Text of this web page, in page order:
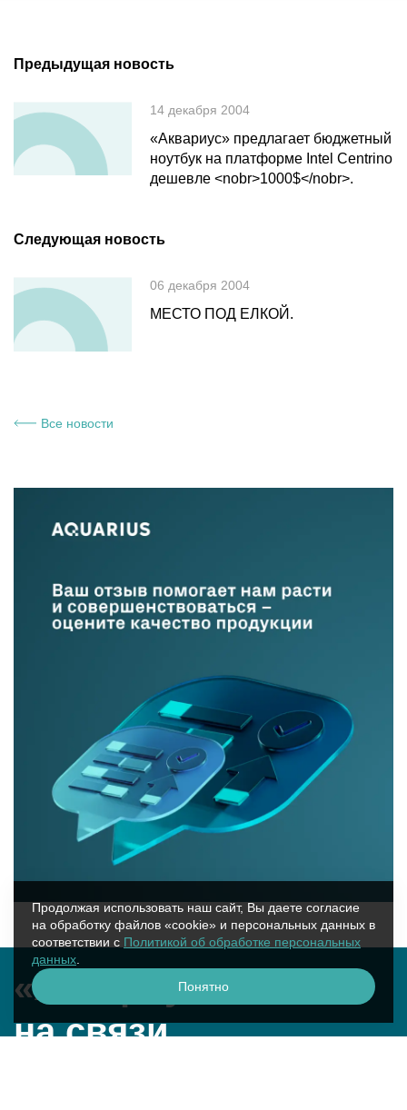
Предыдущая новость
14 декабря 2004
«Аквариус» предлагает бюджетный
ноутбук на платформе Intel Centrino
дешевле <nobr>1000$</nobr>.
Следующая новость
06 декабря 2004
МЕСТО ПОД ЕЛКОЙ.
Все новости
«Аквариус»
на связи
Продолжая использовать наш сайт, Вы даете согласие
на обработку файлов «cookie» и персональных данных в
соответствии с Политикой об обработке персональных
данных
Понятно